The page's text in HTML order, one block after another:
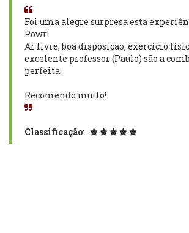
Foi uma alegre surpresa esta
Powr!
Ar livre, boa disposição, exercício
excelente professor (Paulo) são a
perfeita.
Recomendo muito!
Classificação: